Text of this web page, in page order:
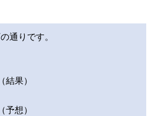
通りです。
果）
想）